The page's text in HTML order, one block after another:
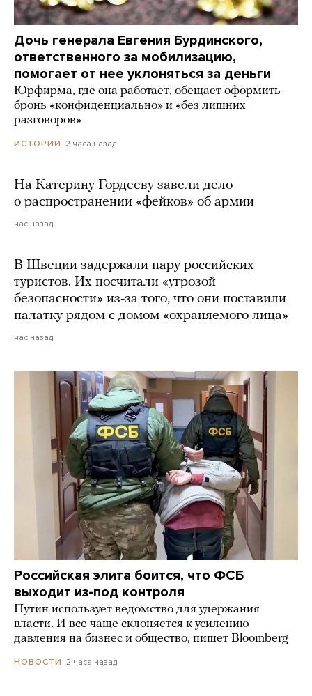
Дочь генерала Евгения Бурдинского,
ответственного за мобилизацию,
помогает от нее уклоняться за деньги
Юрфирма, где она работает, обещает оформить
бронь «конфиденциально» и «без лишних
разговоров»
ИСТОРИИ 2 часа назад
На Катерину Гордееву завели дело
о распространении «фейков» об армии
час назад
В Швеции задержали пару российских
туристов. Их посчитали «угрозой
безопасности» из-за того, что они поставили
палатку рядом с домом «охраняемого лица»
час назад
Российская элита боится, что ФСБ
выходит из-под контроля
Путин использует ведомство для удержания
власти. И все чаще склоняется к усилению
давления на бизнес и общество, пишет Bloomberg
НОВОСТИ 2 часа назад